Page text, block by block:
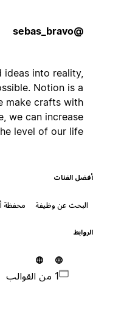
bold ideas into reality,
possible. Notion is a
we make crafts with
we can increase
the level of our life.
أفضل الفئات
البحث عن وظيفة محفظة أعمال